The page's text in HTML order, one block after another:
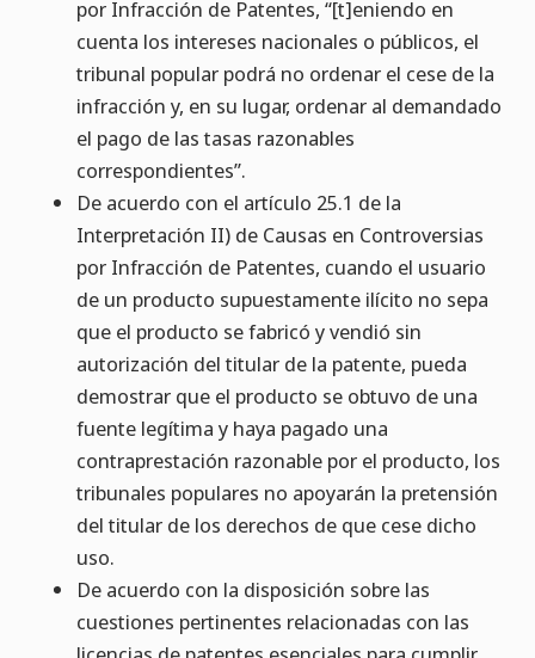
por Infracción de Patentes, “[t]eniendo en
cuenta los intereses nacionales o públicos, el
tribunal popular podrá no ordenar el cese de la
infracción y, en su lugar, ordenar al demandado
el pago de las tasas razonables
correspondientes”.
De acuerdo con el artículo 25.1 de la
Interpretación II) de Causas en Controversias
por Infracción de Patentes, cuando el usuario
de un producto supuestamente ilícito no sepa
que el producto se fabricó y vendió sin
autorización del titular de la patente, pueda
demostrar que el producto se obtuvo de una
fuente legítima y haya pagado una
contraprestación razonable por el producto, los
tribunales populares no apoyarán la pretensión
del titular de los derechos de que cese dicho
uso.
De acuerdo con la disposición sobre las
cuestiones pertinentes relacionadas con las